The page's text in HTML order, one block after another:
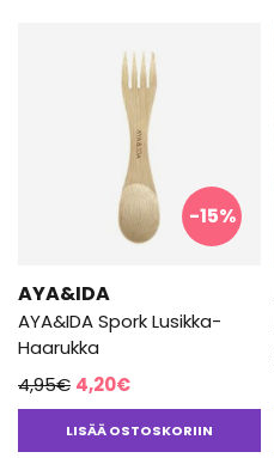
-15%
AYA&IDA
AYA&IDA Spork Lusikka-
Haarukka
4,95€ Alkuperäinen
hinta
oli:
4,20€Nykyinen
hinta
on:
LISÄÄ OSTOSKORIIN